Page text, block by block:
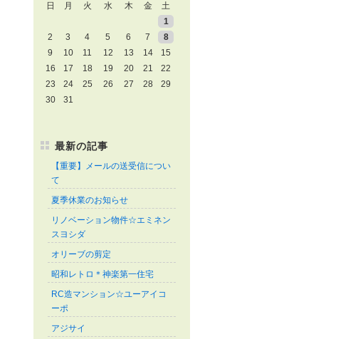
日
月 火 水 木 金
土
1
2
3 4 5 6 7
8
9
10 11 12 13 14
15
16
17 18 19 20 21
22
23
24 25 26 27 28
29
30
31
最新の記事
【重要】メールの送受信につい
て
夏季休業のお知らせ
リノベーション物件☆エミネン
スヨシダ
オリーブの剪定
昭和レトロ＊神楽第一住宅
RC造マンション☆ユーアイコ
ーポ
アジサイ